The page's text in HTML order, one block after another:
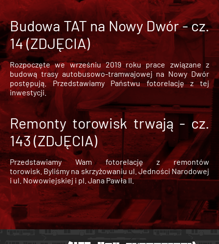
Budowa TAT na Nowy Dwór - cz.
14 (ZDJĘCIA)
Rozpoczęte we wrześniu 2019 roku prace związane z
budową trasy autobusowo-tramwajowej na Nowy Dwór
postępują. Przedstawiamy Państwu fotorelację z tej
inwestycji.
Remonty torowisk trwają - cz.
143 (ZDJĘCIA)
Przedstawiamy Wam fotorelację z remontów
torowisk. Byliśmy na skrzyżowaniu ul. Jedności Narodowej
i ul. Nowowiejskiej i pl. Jana Pawła II.